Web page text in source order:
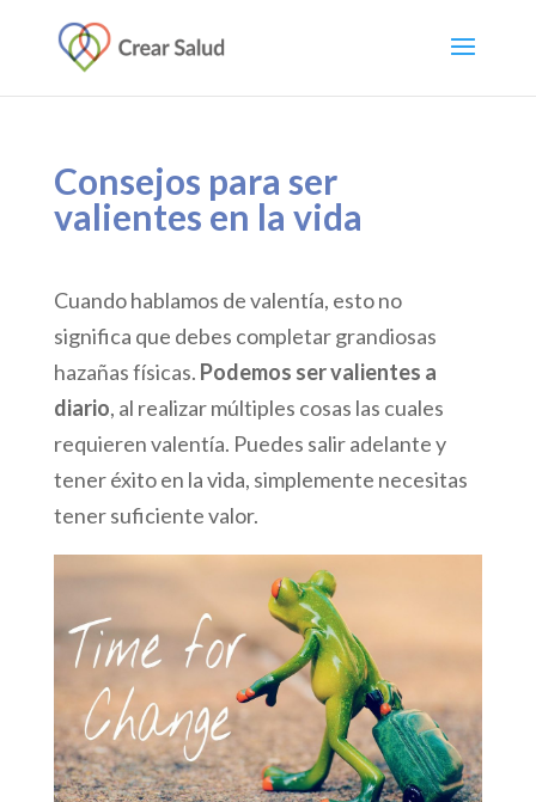
Consejos para ser
valientes en la vida
Cuando hablamos de valentía, esto no
significa que debes completar grandiosas
hazañas físicas. Podemos ser valientes a
diario, al realizar múltiples cosas las cuales
requieren valentía. Puedes salir adelante y
tener éxito en la vida, simplemente necesitas
tener suficiente valor.